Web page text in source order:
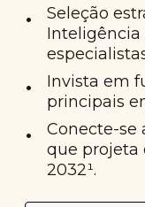
•
Seleção
Inteligência
•
Invista em
principais
•
Conecte-se
que projeta
2032¹.